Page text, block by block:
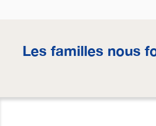
Les familles nous